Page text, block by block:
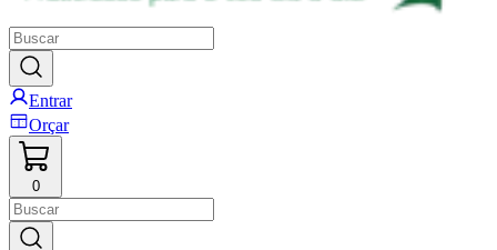
Entrar
Orçar
0